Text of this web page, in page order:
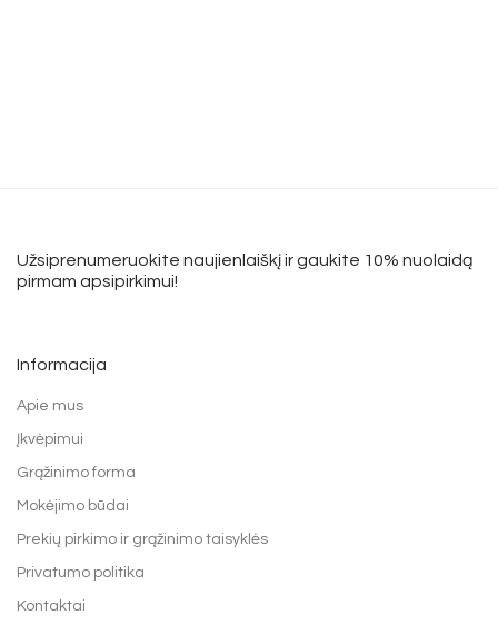
Užsiprenumeruokite naujienlaiškį ir gaukite 10% nuolaidą
pirmam apsipirkimui!
Informacija
Apie mus
Įkvėpimui
Grąžinimo forma
Mokėjimo būdai
Prekių pirkimo ir grąžinimo taisyklės
Privatumo politika
Kontaktai